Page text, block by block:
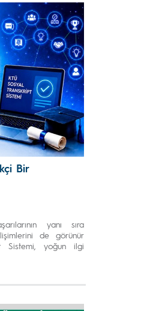
Bir
yanı sıra
de görünür
Sistemi, yoğun ilgi